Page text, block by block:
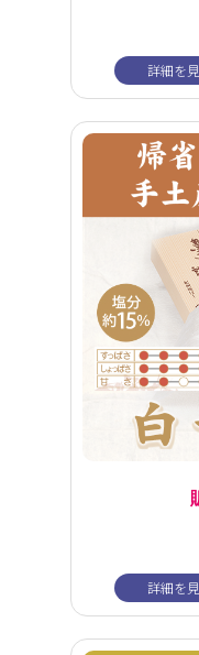
詳細を
詳細を